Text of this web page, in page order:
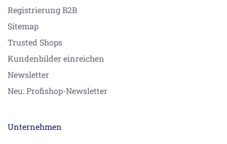
Registrierung B2B
Sitemap
Trusted Shops
Kundenbilder einreichen
Newsletter
Neu: Profishop-Newsletter
Unternehmen